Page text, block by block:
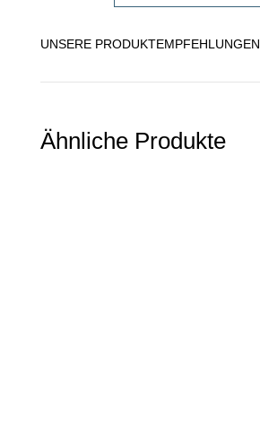
UNSERE PRODUKTEMPFEHLUNGEN
Ähnliche Produkte